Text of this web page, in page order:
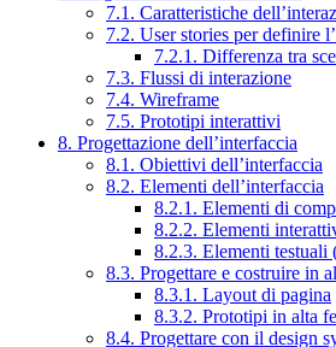
7.1. Caratteristiche
7.2. User stories per definire
7.2.1. Differenza tra
7.3. Flussi di interazione
7.4. Wireframe
7.5. Prototipi interattivi
8. Progettazione dell’interfaccia
8.1. Obiettivi dell’interfaccia
8.2. Elementi dell’interfaccia
8.2.1. Elementi di
8.2.2. Elementi
8.2.3. Elementi testuali
8.3. Progettare e costruire in
8.3.1. Layout di pagina
8.3.2. Prototipi in alta
8.4. Progettare con il design